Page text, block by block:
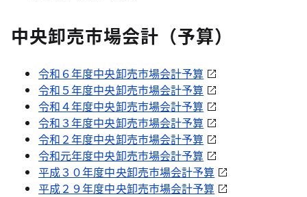
中央卸売市場会計（予算）
令和６年度中央卸売市場会計予算
令和５年度中央卸売市場会計予算
令和４年度中央卸売市場会計予算
令和３年度中央卸売市場会計予算
令和２年度中央卸売市場会計予算
令和元年度中央卸売市場会計予算
平成３０年度中央卸売市場会計予算
平成２９年度中央卸売市場会計予算